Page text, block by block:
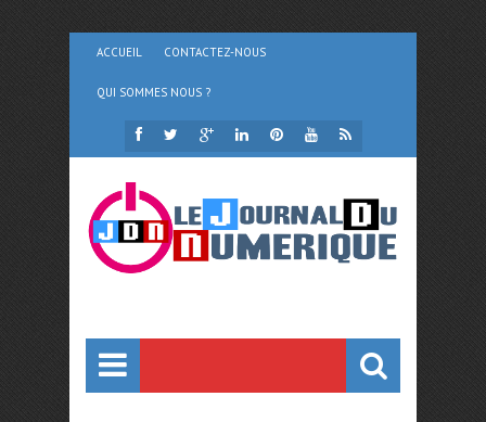
ACCUEIL CONTACTEZ-NOUS
QUI SOMMES NOUS ?